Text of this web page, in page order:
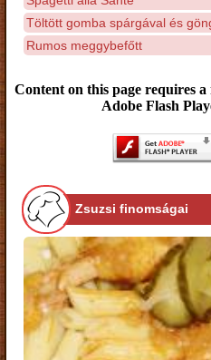
Töltött gomba spárgával és
Rumos meggybefőtt
Content on this page requires
Adobe Flash
Zsuzsi finomságai